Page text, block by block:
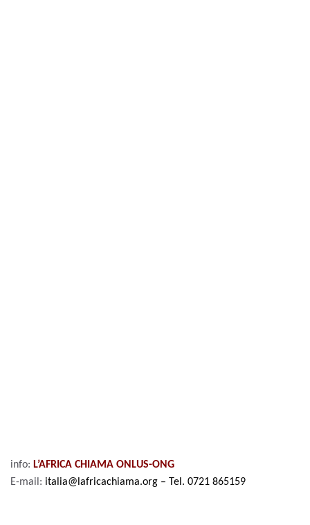
info: L’AFRICA CHIAMA ONLUS-ONG
E-mail: italia@lafricachiama.org – Tel. 0721 865159